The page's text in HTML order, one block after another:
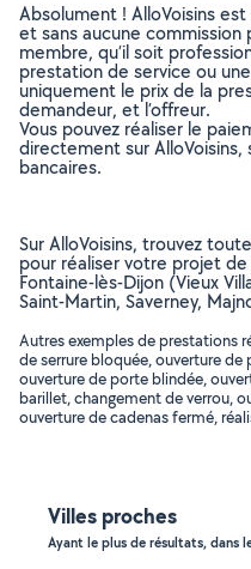
Absolument ! AlloVoisins
et sans aucune
membre, qu’il soit
prestation de service ou
uniquement le prix de la
demandeur, et l’offreur.
Vous pouvez réaliser le
directement sur AlloVoisins,
bancaires.
Sur AlloVoisins, trouvez
pour réaliser votre projet de
Fontaine-lès-Dijon (Vieux
Saint-Martin, Saverney,
Autres exemples de prestations
de serrure bloquée, ouverture
ouverture de porte blindée,
barillet, changement de verrou,
ouverture de cadenas fermé,
Villes proches
Ayant le plus de résultats, dans